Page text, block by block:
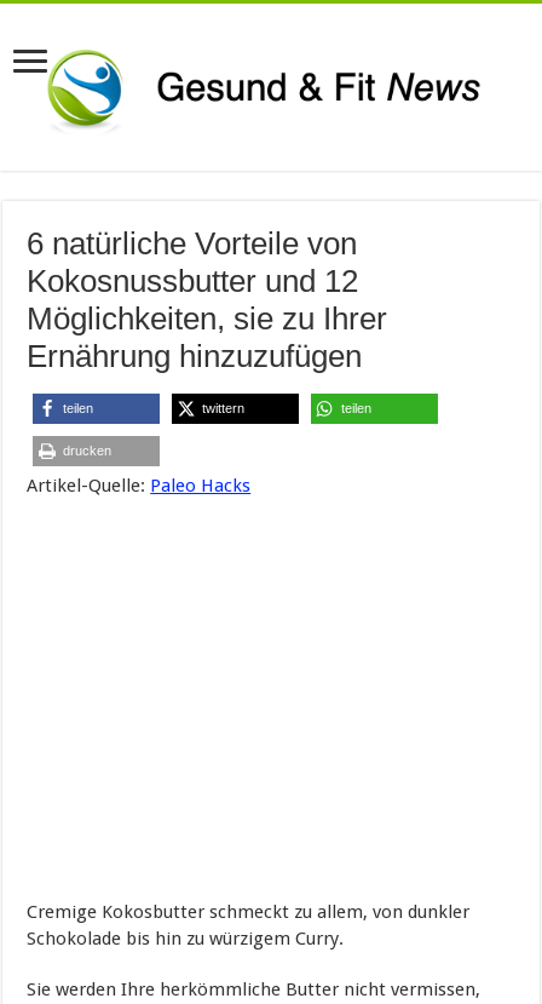
6 natürliche Vorteile von
Kokosnussbutter und 12
Möglichkeiten, sie zu Ihrer
Ernährung hinzuzufügen
teilen twittern teilen
drucken
Artikel-Quelle: Paleo Hacks
Cremige Kokosbutter schmeckt zu allem, von dunkler
Schokolade bis hin zu würzigem Curry.
Sie werden Ihre herkömmliche Butter nicht vermissen,